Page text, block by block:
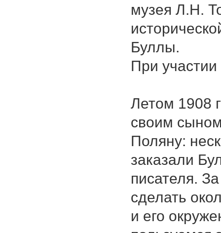
музея Л.Н.
Буллы.
При участии
Летом 1908
своим
Поляну:
заказали
писателя.
сделать
и его